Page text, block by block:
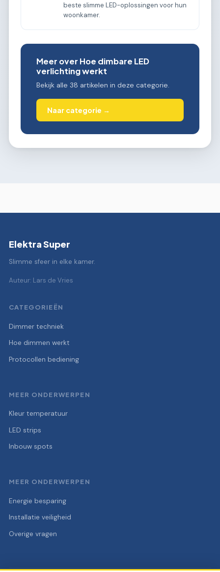
beste slimme LED-oplossingen voor hun
woonkamer.
Meer over Hoe dimbare LED
verlichting werkt
Bekijk alle 38 artikelen in deze categorie.
Naar categorie →
Elektra Super
Slimme sfeer in elke kamer.
Auteur: Lars de Vries
CATEGORIEËN
Dimmer techniek
Hoe dimmen werkt
Protocollen bediening
MEER ONDERWERPEN
Kleur temperatuur
LED strips
Inbouw spots
MEER ONDERWERPEN
Energie besparing
Installatie veiligheid
Overige vragen